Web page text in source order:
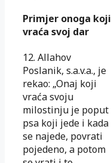
Primjer onoga koji
vraća svoj dar
12. Allahov
Poslanik, s.a.v.a., je
rekao: „Onaj koji
vraća svoju
milostinju je poput
psa koji jede i kada
se najede, povrati
pojedeno, a potom